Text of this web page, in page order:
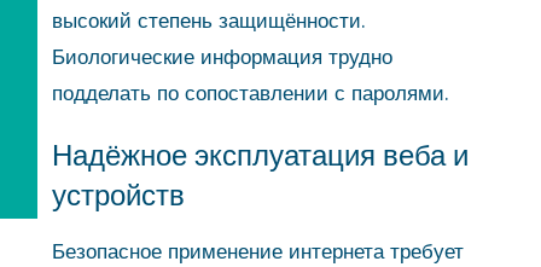
высокий степень защищённости.
Биологические информация трудно
подделать по сопоставлении с паролями.
Надёжное эксплуатация веба и
устройств
Безопасное применение интернета требует